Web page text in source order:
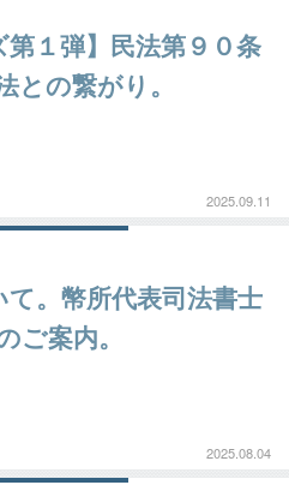
第１弾】民法第９０条
との繋がり。
2025.09.11
て。幣所代表司法書士
ご案内。
2025.08.04